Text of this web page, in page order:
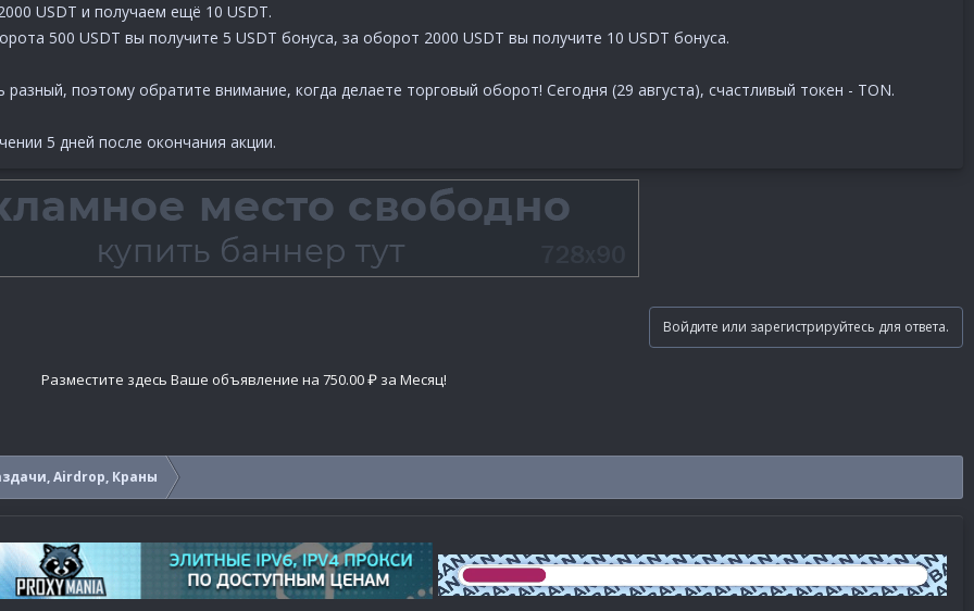
USDT и получаем ещё 10 USDT.
500 USDT вы получите 5 USDT бонуса, за оборот 2000 USDT вы получите 10 USDT бонуса.
поэтому обратите внимание, когда делаете торговый оборот! Сегодня (29 августа), счастливый токен - TON.
5 дней после окончания акции.
Войдите или зарегистрируйтесь для ответа.
Разместите здесь Ваше объявление на 750.00 ₽ за Месяц!
Airdrop, Краны